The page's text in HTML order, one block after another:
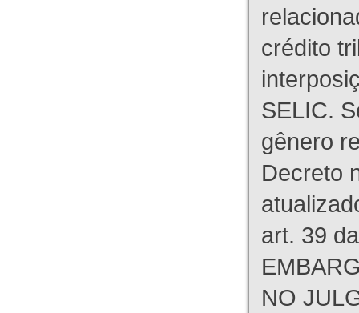
crédito
SELIC.
gênero
Decreto
art. 39
NO